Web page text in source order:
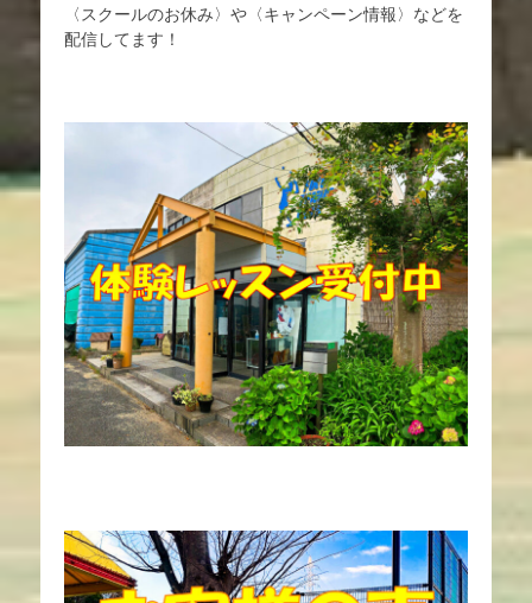
〈スクールのお休み〉や〈キャンペーン情報〉などを
配信してます！